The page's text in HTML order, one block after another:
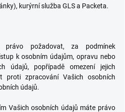
kurýrní služba GLS a Packeta.
požadovat, za podmínek
k osobním údajům, opravu nebo
údajů, popřípadě omezení jejich
proti zpracování Vašich osobních
údajů.
Vašich osobních údajů máte právo